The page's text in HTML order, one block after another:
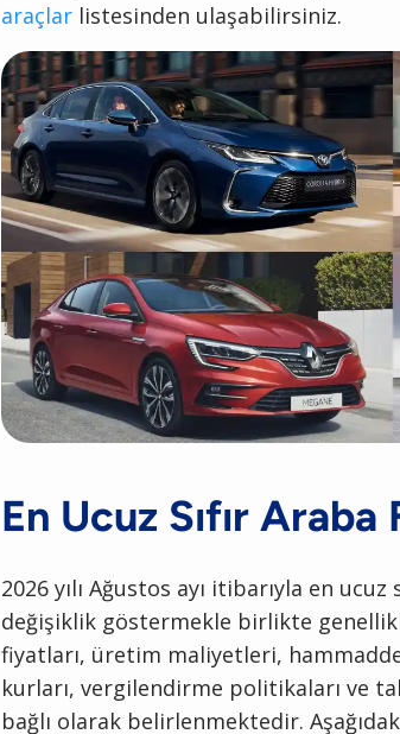
araçlar listesinden ulaşabilirsiniz.
En Ucuz Sıfır
2026 yılı Ağustos ayı itibarıyla en
değişiklik göstermekle birlikte
fiyatları, üretim maliyetleri,
kurları, vergilendirme politikaları ve
bağlı olarak belirlenmektedir.